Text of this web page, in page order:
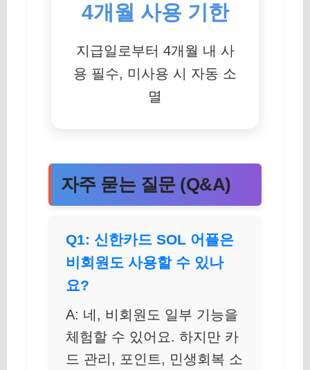
4개월 사용 기한
지급일로부터 4개월 내 사
용 필수, 미사용 시 자동 소
멸
자주 묻는 질문 (Q&A)
Q1: 신한카드 SOL 어플은
비회원도 사용할 수 있나
요?
A: 네, 비회원도 일부 기능을
체험할 수 있어요. 하지만 카
드 관리, 포인트, 민생회복 소